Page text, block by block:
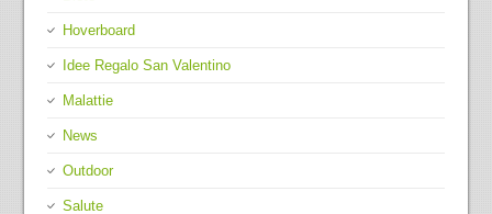
Hoverboard
Idee Regalo San Valentino
Malattie
News
Outdoor
Salute